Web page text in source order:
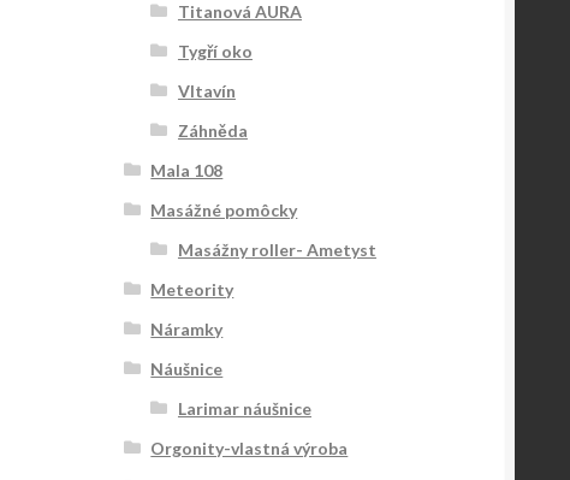
Titanová AURA
Tygří oko
Vltavín
Záhněda
Mala 108
Masážné pomôcky
Masážny roller- Ametyst
Meteority
Náramky
Náušnice
Larimar náušnice
Orgonity-vlastná výroba